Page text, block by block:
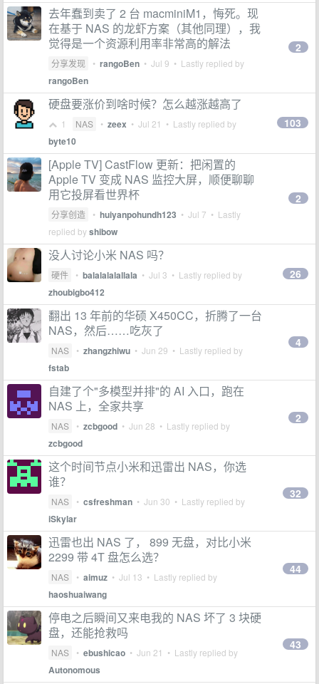
去年蠢到卖了 2 台 macminiM1，悔死。现
在基于 NAS 的龙虾方案（其他同理），我
觉得是一个资源利用率非常高的解法
分享发现 • rangoBen • Jul 9 • Lastly replied by
rangoBen
2
硬盘要涨价到啥时候？怎么越涨越高了
1 NAS • zeex • Jul 21 • Lastly replied by
byte10
103
[Apple TV] CastFlow 更新：把闲置的
Apple TV 变成 NAS 监控大屏，顺便聊聊
用它投屏看世界杯
分享创造 • huiyanpohundh123 • Jul 7 • Lastly
replied byshibow
2
没人讨论小米 NAS 吗？
硬件 • balalalalallala • Jul 3 • Lastly replied by
zhoubigbo412
26
翻出 13 年前的华硕 X450CC，折腾了一台
NAS，然后……吃灰了
NAS • zhangzhiwu • Jun 29 • Lastly replied by
fstab
4
自建了个"多模型并排"的 AI 入口，跑在
NAS 上，全家共享
NAS • zcbgood • Jun 28 • Lastly replied by
zcbgood
2
这个时间节点小米和迅雷出 NAS，你选
谁？
NAS • csfreshman • Jun 30 • Lastly replied by
iSkylar
32
迅雷也出 NAS 了， 899 无盘，对比小米
2299 带 4T 盘怎么选？
NAS • aimuz • Jul 13 • Lastly replied by
haoshuaiwang
44
停电之后瞬间又来电我的 NAS 坏了 3 块硬
盘，还能抢救吗
NAS • ebushicao • Jun 21 • Lastly replied by
Autonomous
43